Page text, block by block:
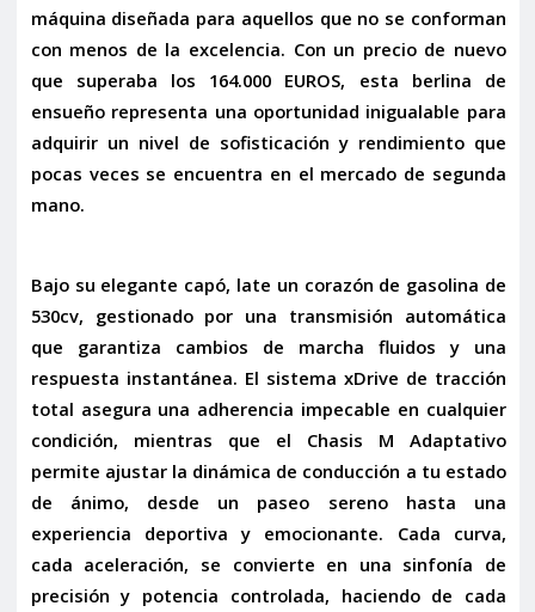
máquina diseñada para aquellos que no se conforman
con menos de la excelencia. Con un precio de nuevo
que superaba los 164.000 EUROS, esta berlina de
ensueño representa una oportunidad inigualable para
adquirir un nivel de sofisticación y rendimiento que
pocas veces se encuentra en el mercado de segunda
mano.
Bajo su elegante capó, late un corazón de gasolina de
530cv, gestionado por una transmisión automática
que garantiza cambios de marcha fluidos y una
respuesta instantánea. El sistema xDrive de tracción
total asegura una adherencia impecable en cualquier
condición, mientras que el Chasis M Adaptativo
permite ajustar la dinámica de conducción a tu estado
de ánimo, desde un paseo sereno hasta una
experiencia deportiva y emocionante. Cada curva,
cada aceleración, se convierte en una sinfonía de
precisión y potencia controlada, haciendo de cada